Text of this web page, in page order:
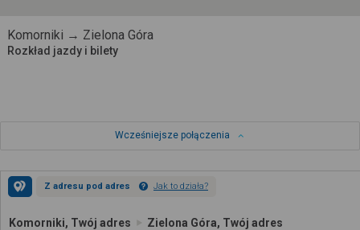
Komorniki → Zielona Góra
Rozkład jazdy i bilety
Wcześniejsze połączenia
Z adresu pod adres Jak to działa?
Komorniki, Twój adres Zielona Góra, Twój adres